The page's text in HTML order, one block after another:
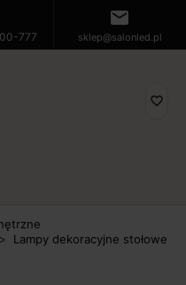
777
mail
sklep@salonled.pl
favorite_border
Lampy dekoracyjne stołowe